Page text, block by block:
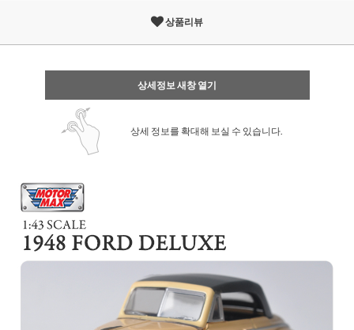
상품리뷰
상세정보 새창 열기
상세 정보를 확대해 보실 수 있습니다.